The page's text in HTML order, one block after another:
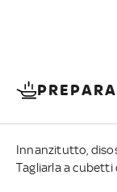
Innanzitutto,
Tagliarla a cubetti